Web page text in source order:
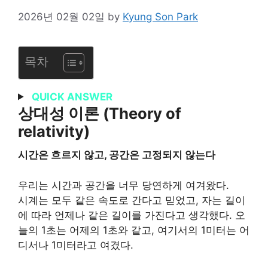
2026년 02월 02일 by Kyung Son Park
목차
QUICK ANSWER
상대성 이론 (Theory of
relativity)
시간은 흐르지 않고, 공간은 고정되지 않는다
우리는 시간과 공간을 너무 당연하게 여겨왔다.
시계는 모두 같은 속도로 간다고 믿었고, 자는 길이
에 따라 언제나 같은 길이를 가진다고 생각했다. 오
늘의 1초는 어제의 1초와 같고, 여기서의 1미터는 어
디서나 1미터라고 여겼다.